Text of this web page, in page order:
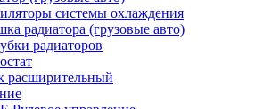
системы охлаждения
радиатора (грузовые авто)
радиаторов
расширительный